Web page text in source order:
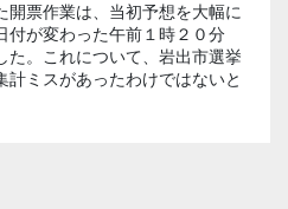
開票作業は、当初予想を大幅に
付が変わった午前１時２０分
た。これについて、岩出市選挙
ミスがあったわけではないと